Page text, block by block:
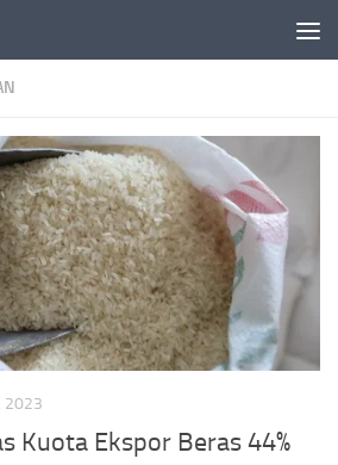
2023
Kuota Ekspor Beras 44%